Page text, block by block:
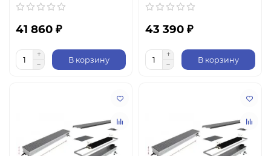
41 860 ₽
В корзину
43 390 ₽
В корзину